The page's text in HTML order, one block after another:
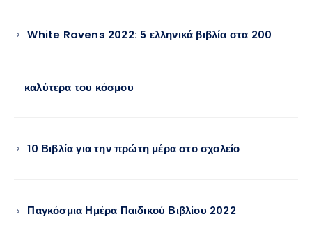
White Ravens 2022: 5 ελληνικά βιβλία στα 200
καλύτερα του κόσμου
10 Βιβλία για την πρώτη μέρα στο σχολείο
Παγκόσμια Ημέρα Παιδικού Βιβλίου 2022